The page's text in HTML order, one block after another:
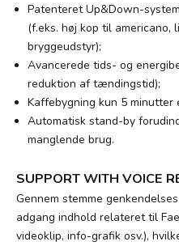
Patenteret Up&Down-
(f.eks. høj kop til americano,
bryggeudstyr);
Avancerede tids- og
reduktion af tændingstid);
Kaffebygning kun 5 minutter
Automatisk stand-by
manglende brug.
SUPPORT WITH VOICE
Gennem stemme
adgang indhold relateret til
videoklip, info-grafik osv.),